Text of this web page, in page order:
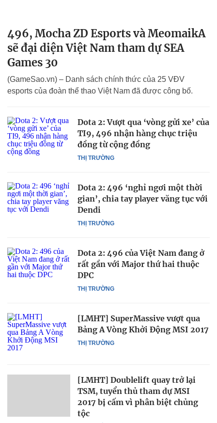
496, Mocha ZD Esports và MeomaikA
sẽ đại diện Việt Nam tham dự SEA
Games 30
(GameSao.vn) – Danh sách chính thức của 25 VĐV
esports của đoàn thể thao Việt Nam đã được công bố.
THỊ TRƯỜNG
Dota 2: Vượt qua ‘vòng gửi xe’ của
TI9, 496 nhận hàng chục triệu
đồng từ cộng đồng
THỊ TRƯỜNG
Dota 2: 496 ‘nghỉ ngơi một thời
gian’, chia tay player văng tục với
Dendi
THỊ TRƯỜNG
Dota 2: 496 của Việt Nam đang ở
rất gần với Major thứ hai thuộc
DPC
THỊ TRƯỜNG
[LMHT] SuperMassive vượt qua
Bảng A Vòng Khởi Động MSI 2017
[LMHT] Doublelift quay trở lại
TSM, tuyển thủ tham dự MSI
2017 bị cấm vì phân biệt chủng
tộc